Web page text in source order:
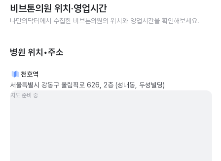
비브톤의원 위치·영업시간
나만의닥터에서 수집한 비브톤의원의 위치와 영업시간을 확인해보세요.
병원 위치•주소
천호역
서울특별시 강동구 올림픽로 626, 2층 (성내동, 두성빌딩)
지도 준비 중